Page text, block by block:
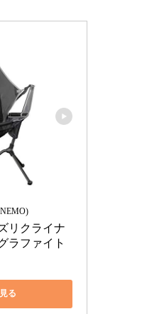
リクライナ
ラファイト
る